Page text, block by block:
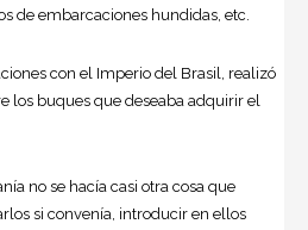
de embarcaciones hundidas, etc.
con el Imperio del Brasil, realizó
los buques que deseaba adquirir el
no se hacía casi otra cosa que
si convenía, introducir en ellos